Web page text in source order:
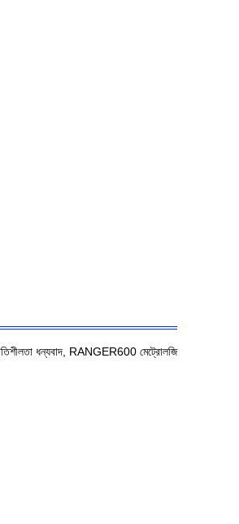
ধন্যবাদ, RANGER600 মেট্রোলজি